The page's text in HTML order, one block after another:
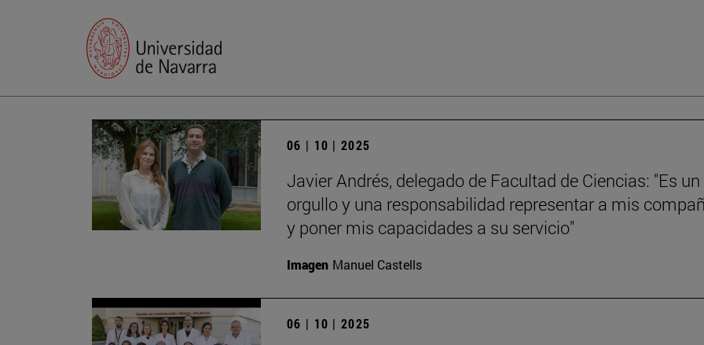
06 | 10 | 2025
Javier Andrés, delegado de Facultad de Ciencias: "Es un
orgullo y una responsabilidad representar a mis
y poner mis capacidades a su servicio"
Imagen Manuel Castells
06 | 10 | 2025